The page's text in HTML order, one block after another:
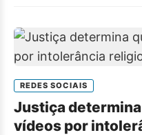
REDES SOCIAIS
Justiça
vídeos por